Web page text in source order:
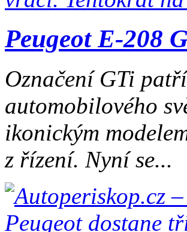
Peugeot E-208
Označení GTi
automobilového
ikonickým
z řízení. Nyní se...